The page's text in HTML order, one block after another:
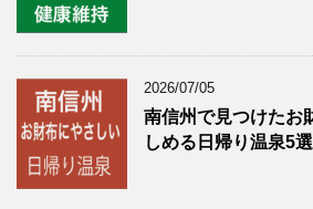
2026/07/05
南信州で見つけたお
しめる日帰り温泉5選